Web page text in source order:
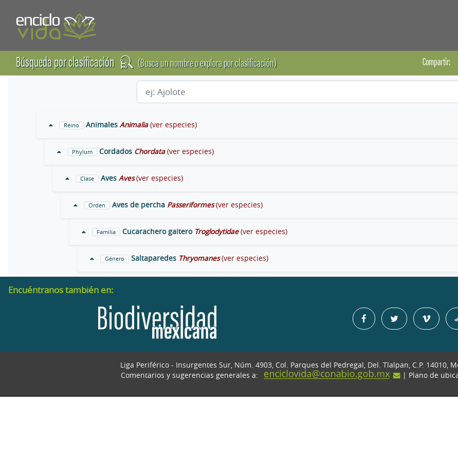
Búsqueda por clasificación (Busca un nombre o explora por clasificación) Compartir:
Reino Animales Animalia (ver especies)
Phylum Cordados Chordata (ver especies)
Clase Aves Aves (ver especies)
Orden Aves de percha Passeriformes (ver especies)
Familia Cucarachero gaitero Troglodytidae (ver especies)
Género Saltaparedes Thryomanes (ver especies)
Encuéntranos también en:
Liga Periférico - Insurgentes Sur, Núm. 4903, Col. Parques del Pedregal, Del. Tlalpan, C.P. 14010,
Comentarios y sugerencias generales a:
| Plano de